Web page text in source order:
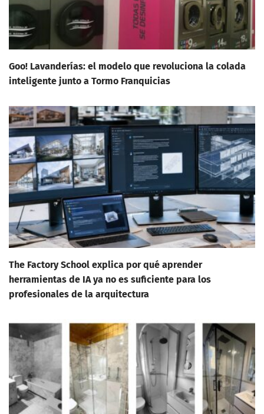
Goo! Lavanderías: el modelo que revoluciona la colada
inteligente junto a Tormo Franquicias
The Factory School explica por qué aprender
herramientas de IA ya no es suficiente para los
profesionales de la arquitectura